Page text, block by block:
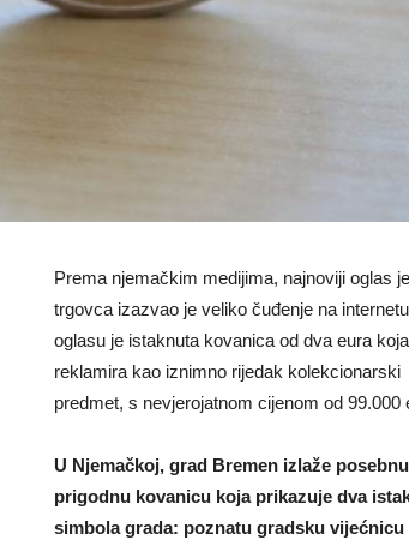
Prema njemačkim medijima, najnoviji oglas
trgovca izazvao je veliko čuđenje na
oglasu je istaknuta kovanica od dva eura
reklamira kao iznimno rijedak kolekcionarski
predmet, s nevjerojatnom cijenom od 99.000
U Njemačkoj, grad Bremen izlaže posebnu
prigodnu kovanicu koja prikazuje dva
simbola grada: poznatu gradsku vijećnicu